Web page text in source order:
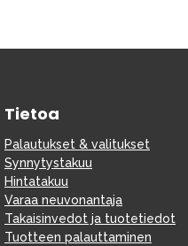
Tietoa
Palautukset & valitukset
Synnytystakuu
Hintatakuu
Varaa neuvonantaja
Takaisinvedot ja tuotetiedot
Tuotteen palauttaminen